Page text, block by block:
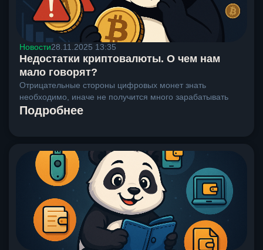
Новости28.11.2025 13:35
Недостатки криптовалюты. О чем нам
мало говорят?
Отрицательные стороны цифровых монет знать
необходимо, иначе не получится много зарабатывать
Подробнее